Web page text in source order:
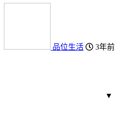
品位生活 3年前
▼